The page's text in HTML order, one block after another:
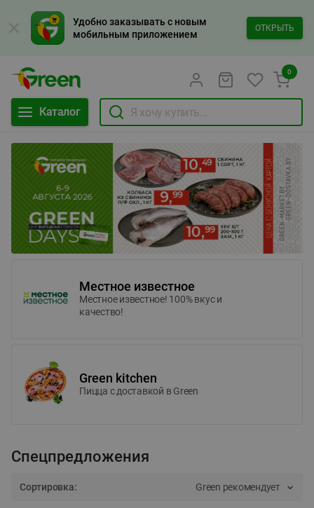
Удобно заказывать с новым
мобильным приложением
ОТКРЫТЬ
Каталог
0
Местное известное
Местное известное! 100% вкус и
качество!
Green kitchen
Пицца c доставкой в Green
Спецпредложения
Сортировка: Green рекомендует